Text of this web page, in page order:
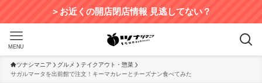
＞お近くの開店閉店情報 見逃してない？
MENU
ツナシマニア グルメ
テイクアウト・惣菜
サガルマータを出前館で注文！キーマカレーとチーズナン食べてみた